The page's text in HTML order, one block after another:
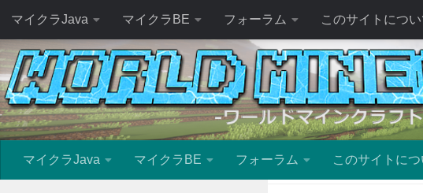
マイクラJava マイクラBE フォーラム このサイトについ
マイクラJava マイクラBE フォーラム このサイトにつ